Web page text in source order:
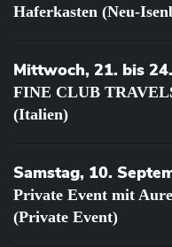
Haferkasten (Neu-
Mittwoch, 21. bis
FINE CLUB
(Italien)
Samstag, 10.
Private Event mit
(Private Event)